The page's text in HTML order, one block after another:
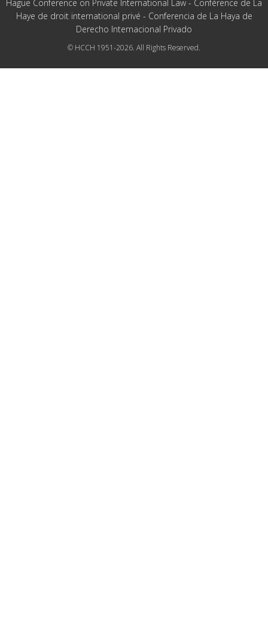
Hague Conference on Private International Law - Conférence de La
Haye de droit international privé - Conferencia de La Haya de
Derecho Internacional Privado
© HCCH 1951-2026. All Rights Reserved.